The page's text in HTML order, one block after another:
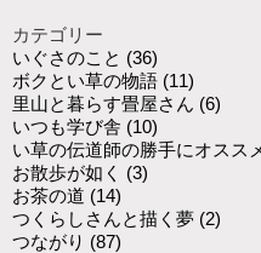
カテゴリー
いぐさのこと (36)
ボクとい草の物語 (11)
里山と暮らす畳屋さん (6)
いつも学び舎 (10)
い草の伝道師の勝手にオスス
お散歩が如く (3)
お茶の道 (14)
つくらしさんと描く夢 (2)
つながり (87)